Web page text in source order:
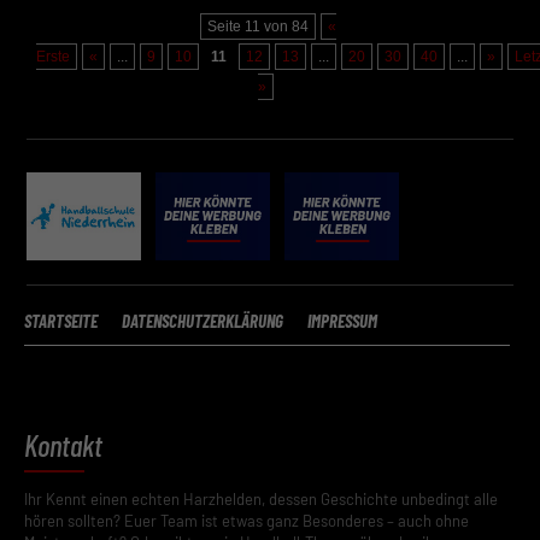
Seite 11 von 84
«
Erste
« ... 9 10 11 12 13 ... 20 30 40 ... »
»
STARTSEITE DATENSCHUTZERKLÄRUNG IMPRESSUM
Kontakt
Ihr Kennt einen echten Harzhelden, dessen Geschichte unbedingt alle
hören sollten? Euer Team ist etwas ganz Besonderes – auch ohne
Zurück
Datenschutzeinstellungen
Datenschutzerklärung